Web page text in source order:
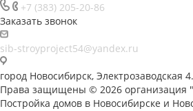
+7 (383) 205-20-86
Заказать звонок
sib-stroyproject54@yandex.ru
город Новосибирск, Электрозаводская
Права защищены © 2026 организация
Постройка домов в Новосибирске и